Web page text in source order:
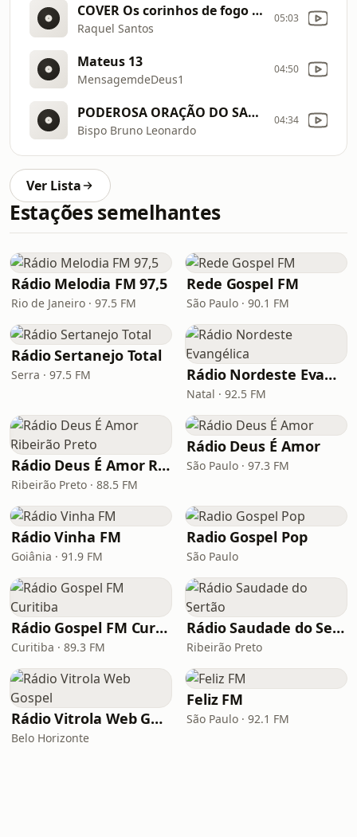
COVER Os corinhos de fogo mais ouvidos | COVER Raquel Santos
Raquel Santos
05:03
Mateus 13
MensagemdeDeus1
04:50
PODEROSA ORAÇÃO DO SALMO 91 PARA QUEBRA DE AMARRAS
Bispo Bruno Leonardo
04:34
Ver Lista
Estações semelhantes
Rádio Melodia FM 97,5
Rio de Janeiro · 97.5 FM
Rede Gospel FM
São Paulo · 90.1 FM
Rádio Sertanejo Total
Serra · 97.5 FM Rádio Nordeste Evangélica
Natal · 92.5 FM
Rádio Deus É Amor Ribeirão Preto
Ribeirão Preto · 88.5 FM
Rádio Deus É Amor
São Paulo · 97.3 FM
Rádio Vinha FM
Goiânia · 91.9 FM
Radio Gospel Pop
São Paulo
Rádio Gospel FM Curitiba
Curitiba · 89.3 FM
Rádio Saudade do Sertão
Ribeirão Preto
Rádio Vitrola Web Gospel
Belo Horizonte
Feliz FM
São Paulo · 92.1 FM